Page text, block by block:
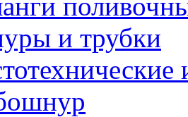
и трубки